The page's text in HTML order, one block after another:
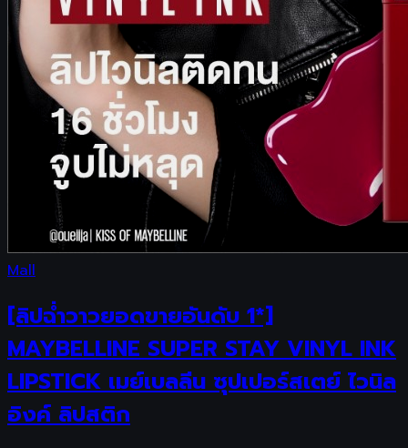
Mall
[ลิปฉ่ำวาวยอดขายอันดับ 1*]
MAYBELLINE SUPER STAY VINYL INK
LIPSTICK เมย์เบลลีน ซุปเปอร์สเตย์ ไวนิล
อิงค์ ลิปสติก